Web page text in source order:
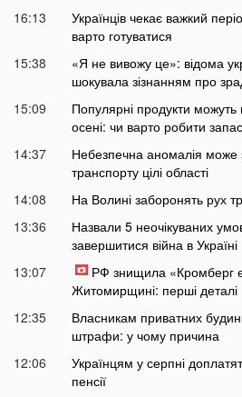
16:13
Українців чекає важкий
варто готуватися
15:38
«Я не вивожу це»: відома
шокувала зізнанням про
15:09
Популярні продукти
осені: чи варто робити
14:37
Небезпечна аномалія може
транспорту цілі області
14:08
На Волині заборонять рух
13:36
Назвали 5 неочікуваних
завершитися війна в Україні
13:07
РФ знищила «Кромберг
Житомирщині: перші деталі
12:35
Власникам приватних
штрафи: у чому причина
12:06
Українцям у серпні
пенсії